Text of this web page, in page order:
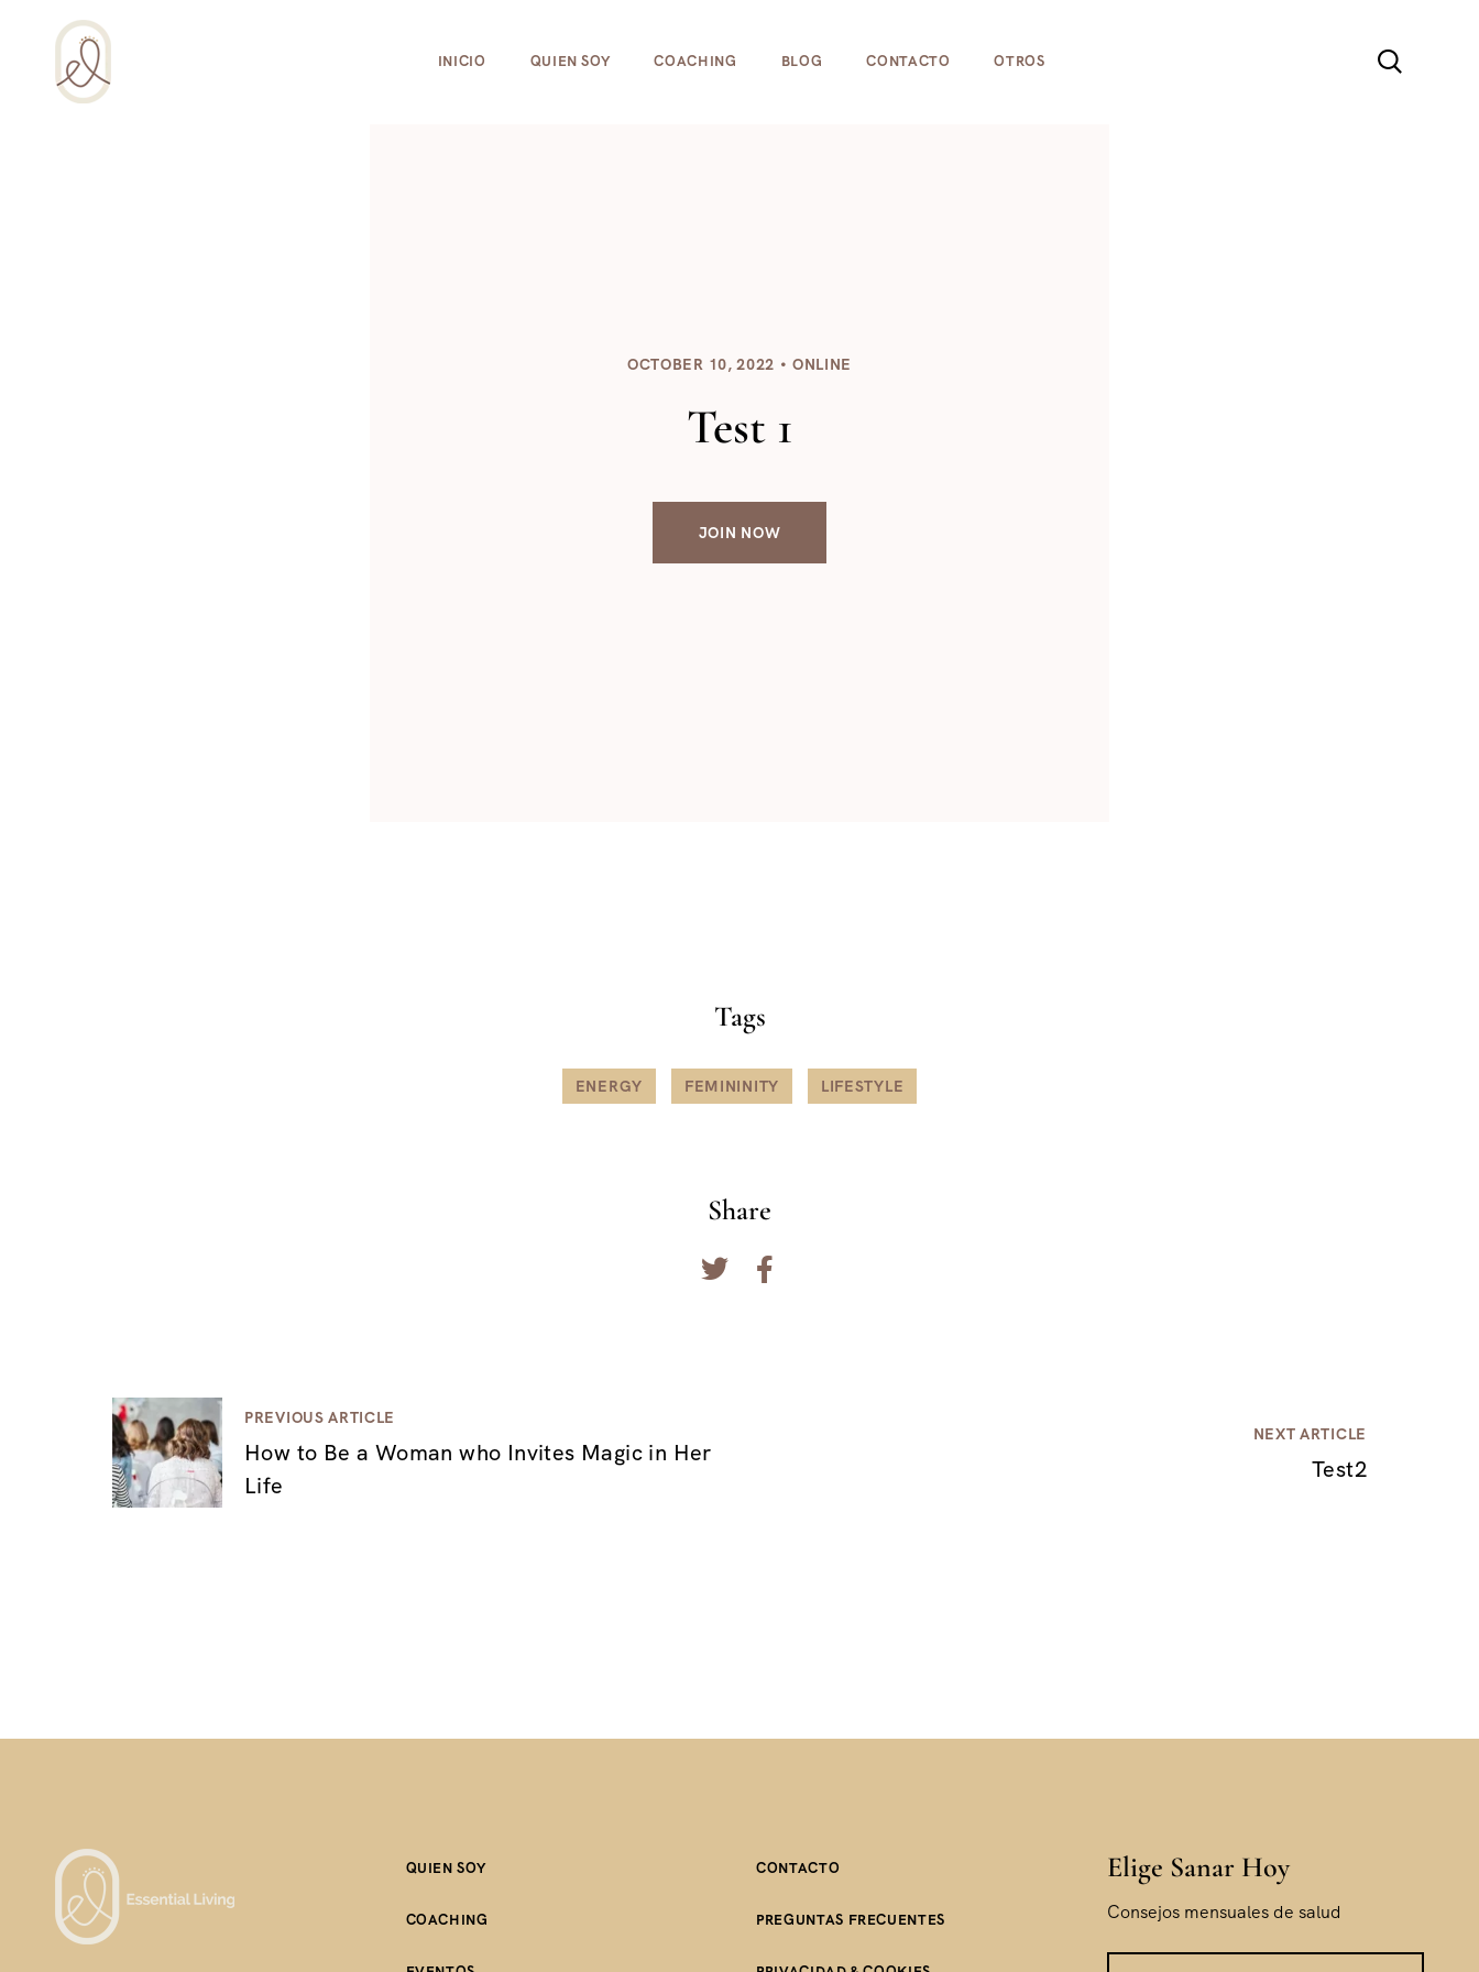
INICIO QUIEN SOY COACHING BLOG CONTACTO OTROS
OCTOBER 10, 2022 ONLINE
Test 1
JOIN NOW
Tags
ENERGY FEMININITY LIFESTYLE
Share
N
a
a
i
ó
PREVIOUS ARTICLE
How to Be a Woman who Invites Magic in Her
Life
NEXT ARTICLE
Test2
QUIEN SOY
COACHING
CONTACTO
PREGUNTAS FRECUENTES
Elige Sanar Hoy
Consejos mensuales de salud